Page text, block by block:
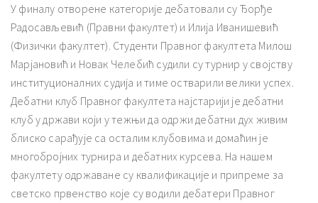
У финалу отворене категорије дебатовали су Ђорђе
Радосављевић (Правни факултет) и Илија Иванишевић
(Физички факултет). Студенти Правног факултета Милош
Марјановић и Новак Челебић судили су турнир у својству
институционалних судија и тиме остварили велики успех.
Дебатни клуб Правног факултета најстарији је дебатни
клуб у држави који у тежњи да одржи дебатни дух живим
блиско сарађује са осталим клубовима и домаћин је
многобројних турнира и дебатних курсева. На нашем
факултету одржаване су квалификације и припреме за
светско првенство које су водили дебатери Правног